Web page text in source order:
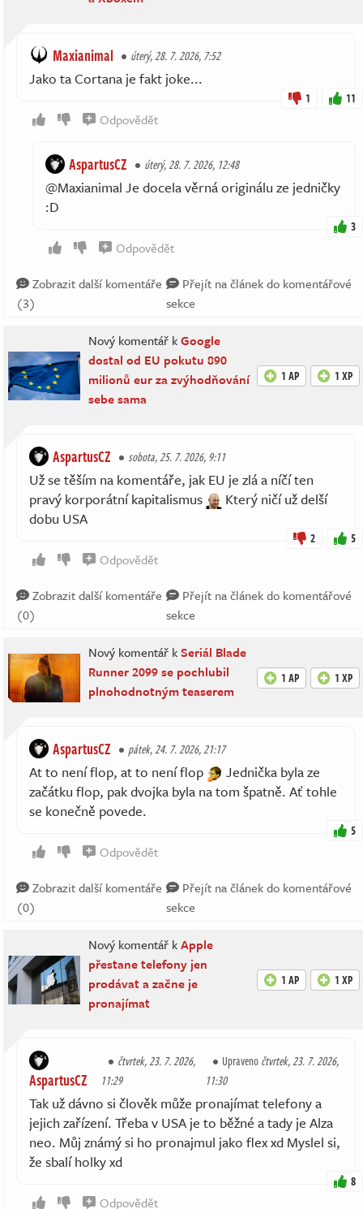
Maxianimal úterý, 28. 7. 2026, 7:52
Jako ta Cortana je fakt joke...
1 11
Odpovědět
AspartusCZ úterý, 28. 7. 2026, 12:48
@Maxianimal Je docela věrná originálu ze jedničky
:D
3
Odpovědět
Zobrazit další komentáře
(3)
Přejít na článek do komentářové
sekce
Nový komentář kGoogle
dostal od EU pokutu 890
milionů eur za zvýhodňování
sebe sama
1 AP 1 XP
AspartusCZ sobota, 25. 7. 2026, 9:11
Už se těším na komentáře, jak EU je zlá a níčí ten
pravý korporátní kapitalismus
Který ničí už delší
dobu USA
2 5
Odpovědět
Zobrazit další komentáře
(0)
Přejít na článek do komentářové
sekce
Nový komentář kSeriál Blade
Runner 2099 se pochlubil
plnohodnotným teaserem
1 AP 1 XP
AspartusCZ pátek, 24. 7. 2026, 21:17
At to není flop, at to není flop
Jednička byla ze
začátku flop, pak dvojka byla na tom špatně. Ať tohle
se konečně povede.
5
Odpovědět
Zobrazit další komentáře
(0)
Přejít na článek do komentářové
sekce
Nový komentář kApple
přestane telefony jen
prodávat a začne je
pronajímat
1 AP 1 XP
AspartusCZ
čtvrtek, 23. 7. 2026,
11:29
Upravenočtvrtek, 23. 7. 2026,
11:30
Tak už dávno si člověk může pronajímat telefony a
jejich zařízení. Třeba v USA je to běžné a tady je Alza
neo. Můj známý si ho pronajmul jako flex xd Myslel si,
že sbalí holky xd
8
Odpovědět